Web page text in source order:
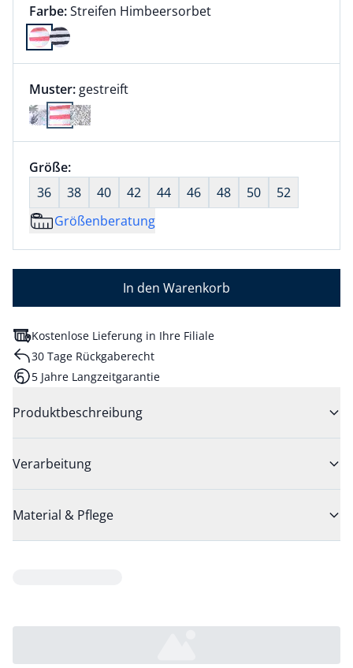
Farbauswahl:
Farbe:aktuell ausgewählt:
Streifen Himbeersorbet
Farbe Streifen Himbeersorbet ausgewählt
Muster: gestreift
Größenauswahl:
Größe:nichts ausgewählt
36
38 40 42 44 46 48 50
52
Größenberatung
In den Warenkorb
Kostenlose Lieferung in Ihre Filiale
30 Tage Rückgaberecht
5 Jahre Langzeitgarantie
Produktbeschreibung
Verarbeitung
Material & Pflege